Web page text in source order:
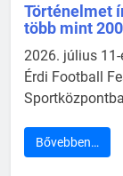
Történelmet
több mint
2026. július
Érdi Football
Bővebben…